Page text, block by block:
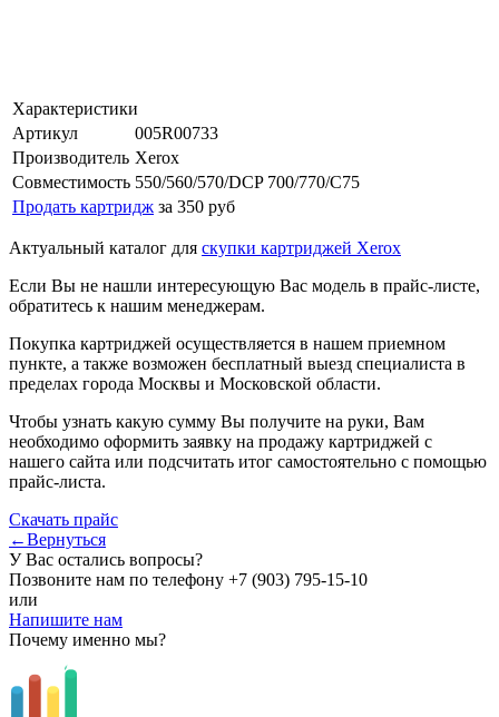
Характеристики
Артикул
005R00733
Производитель Xerox
Совместимость 550/560/570/DCP 700/770/C75
Продать картридж за 350 руб
Актуальный каталог для скупки картриджей Xerox
Если Вы не нашли интересующую Вас модель в прайс-листе,
обратитесь к нашим менеджерам.
Покупка картриджей осуществляется в нашем приемном
пункте, а также возможен бесплатный выезд специалиста в
пределах города Москвы и Московской области.
Чтобы узнать какую сумму Вы получите на руки, Вам
необходимо оформить заявку на продажу картриджей с
нашего сайта или подсчитать итог самостоятельно с помощью
прайс-листа.
Скачать прайс
←Вернуться
У Вас остались вопросы?
Позвоните нам по телефону +7 (903) 795-15-10
или
Напишите нам
Почему именно мы?